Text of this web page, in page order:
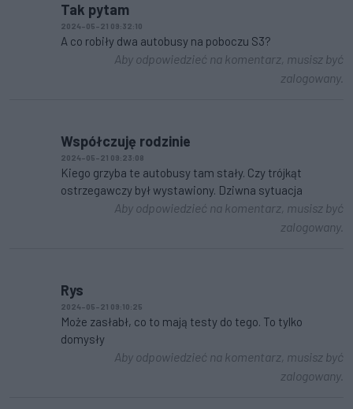
Tak pytam
2024-05-21 09:32:10
A co robiły dwa autobusy na poboczu S3?
Aby odpowiedzieć na komentarz, musisz być
zalogowany.
Współczuję rodzinie
2024-05-21 09:23:08
Kiego grzyba te autobusy tam stały. Czy trójkąt
ostrzegawczy był wystawiony. Dziwna sytuacja
Aby odpowiedzieć na komentarz, musisz być
zalogowany.
Rys
2024-05-21 09:10:25
Może zasłabł, co to mają testy do tego. To tylko
domysły
Aby odpowiedzieć na komentarz, musisz być
zalogowany.